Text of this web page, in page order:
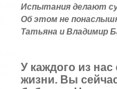
Испытания делают
Об этом не
Татьяна и Владимир
У каждого из
жизни. Вы